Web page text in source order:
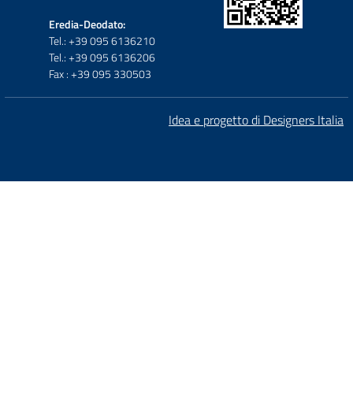
Eredia-Deodato:
Tel.: +39 095 6136210
Tel.: +39 095 6136206
Fax : +39 095 330503
Idea e progetto di Designers Italia